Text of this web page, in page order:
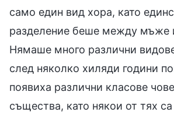
само един вид хора, като
разделение беше между мъже
Нямаше много различни
след няколко хиляди години
появиха различни класове
същества, като някои от тях